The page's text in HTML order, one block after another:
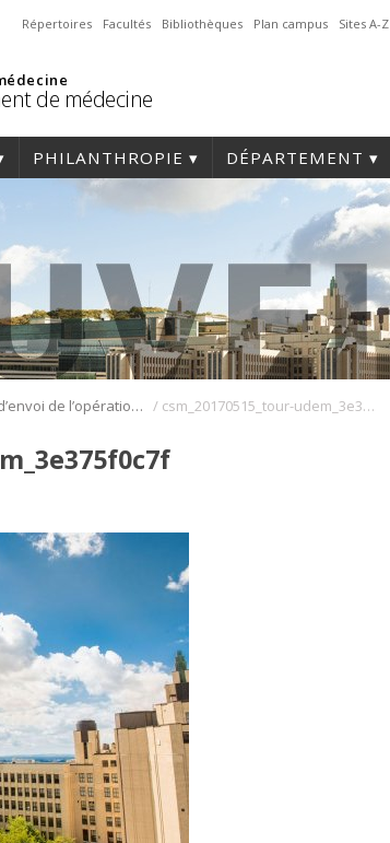
Répertoires Facultés Bibliothèques Plan campus Sites A-Z
de médecine
PHILANTHROPIE DÉPARTEMENT
Coup d’envoi de l’opération promotion pour l’année 2018-2019! / csm_20170515_tour-udem_3e375f0c7f